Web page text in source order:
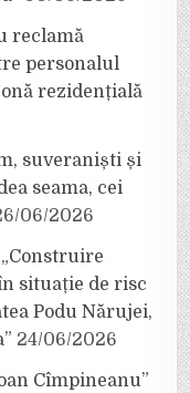
reclamă
personalul
rezidențială
suveraniști și
seama, cei
06/2026
situație de risc
Podu Nărujei,
24/06/2026
Cîmpineanu”